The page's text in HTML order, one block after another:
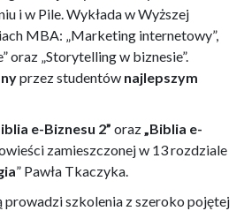
i w Pile. Wykłada w Wyższej
MBA: „Marketing internetowy”,
oraz „Storytelling w biznesie”.
przez studentów najlepszym
e-Biznesu 2” oraz„Biblia e-
zamieszczonej w 13 rozdziale
” Pawła Tkaczyka.
prowadzi szkolenia z szeroko pojętej